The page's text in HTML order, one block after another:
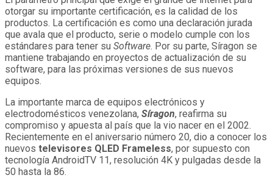
otorgar su importante certificación, es la calidad de los
productos. La certificación es como una declaración jurada
que avala que el producto, serie o modelo cumple con los
estándares para tener su Software. Por su parte, Síragon se
mantiene trabajando en proyectos de actualización de su
software, para las próximas versiones de sus nuevos
equipos.
La importante marca de equipos electrónicos y
electrodomésticos venezolana, Síragon, reafirma su
compromiso y apuesta al país que la vio nacer en el 2002.
Recientemente en el aniversario número 20, dio a conocer los
nuevos televisores QLED Frameless, por supuesto con
tecnología AndroidTV 11, resolución 4K y pulgadas desde la
50 hasta la 86.